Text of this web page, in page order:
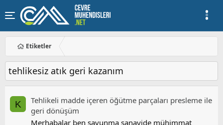
Etiketler
tehlikesiz atık geri kazanım
K
Tehlikeli madde içeren öğütme parçaları presleme ile
geri dönüşüm
Merhabalar ben savunma sanayide mühimmat